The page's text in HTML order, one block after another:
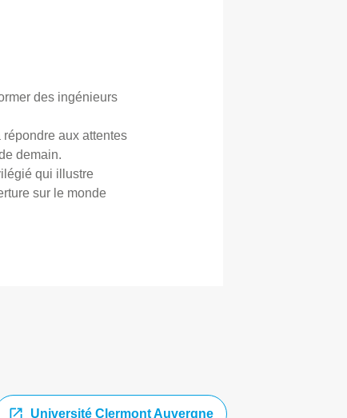
des ingénieurs
aux attentes
demain.
qui illustre
sur le monde
Université Clermont Auvergne